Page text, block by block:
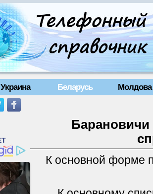
Украина Беларусь Молдова
Барановичи
К основной форме